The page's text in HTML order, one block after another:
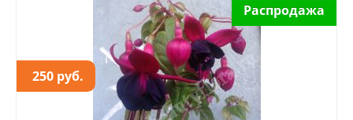
250 руб.
Распродажа